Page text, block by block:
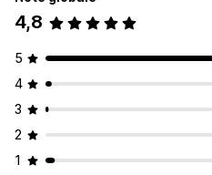
4,8
5
4
3
2
1